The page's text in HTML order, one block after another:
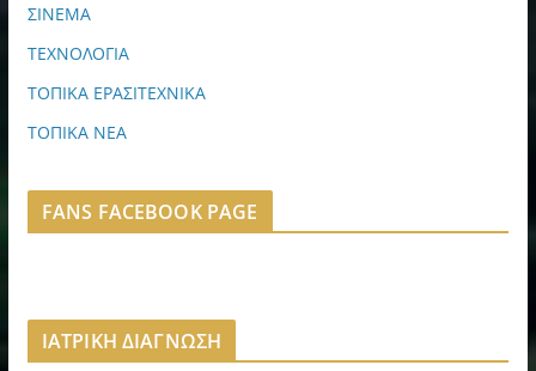
ΣΙΝΕΜΑ
ΤΕΧΝΟΛΟΓΙΑ
ΤΟΠΙΚΑ ΕΡΑΣΙΤΕΧΝΙΚΑ
ΤΟΠΙΚΑ ΝΕΑ
FANS FACEBOOK PAGE
ΙΑΤΡΙΚΗ ΔΙΑΓΝΩΣΗ